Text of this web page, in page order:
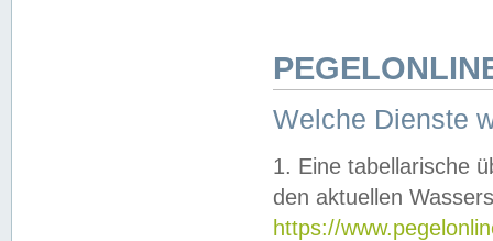
Welche Dienste
1. Eine tabellarische
den aktuellen
https://